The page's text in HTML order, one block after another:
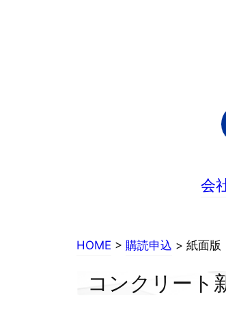
会
HOME > 購読申込 > 紙面版
コンクリート